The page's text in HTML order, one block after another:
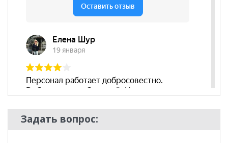
могут отличаться от цен в розничных магазинах-
Задать вопрос: